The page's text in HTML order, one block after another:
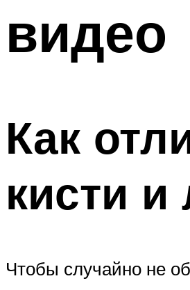
видео
Как
кисти и
Чтобы случайно не